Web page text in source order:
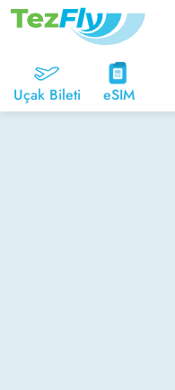
Uçak Bileti eSIM